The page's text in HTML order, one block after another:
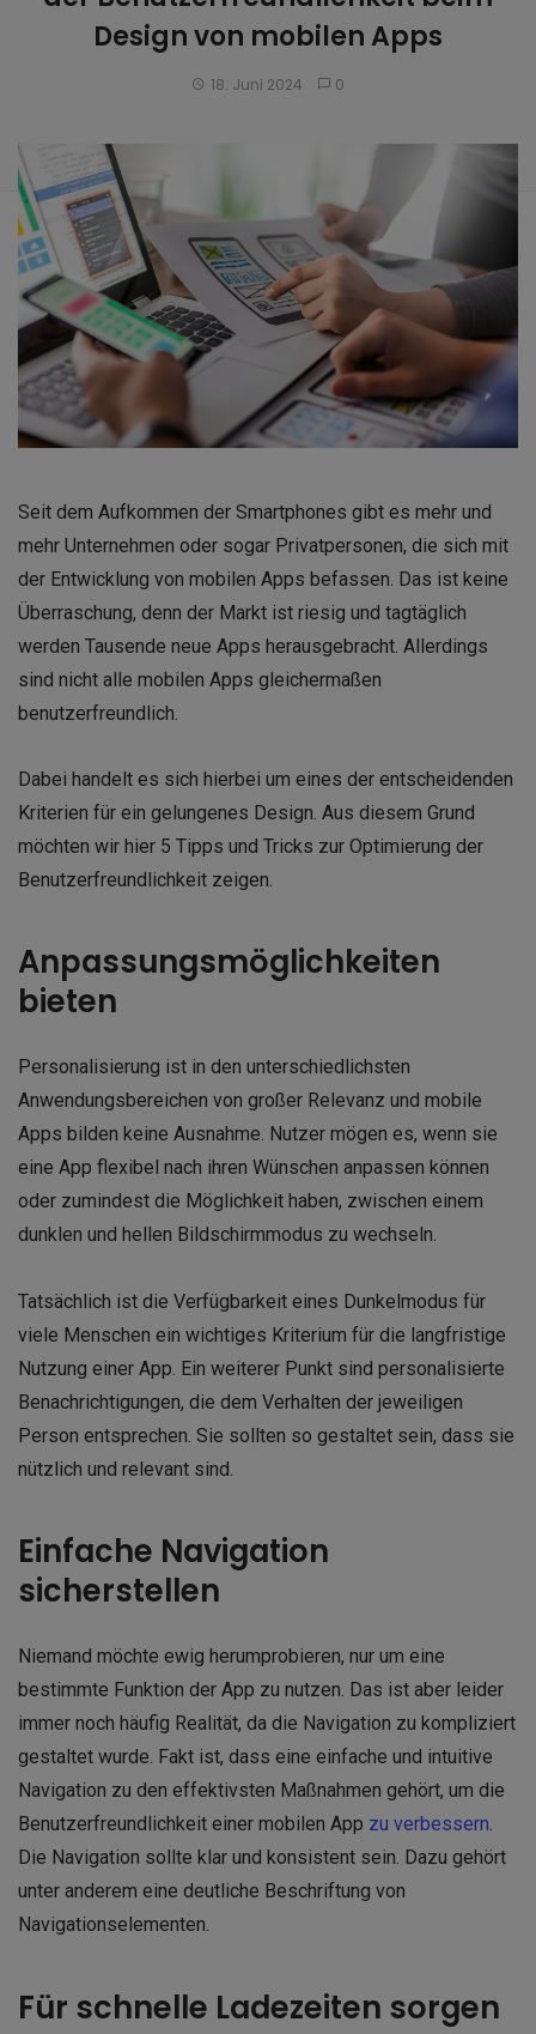
Design von mobilen Apps
18. Juni 2024 0
Seit dem Aufkommen der Smartphones gibt es mehr und
mehr Unternehmen oder sogar Privatpersonen, die sich mit
der Entwicklung von mobilen Apps befassen. Das ist keine
Überraschung, denn der Markt ist riesig und tagtäglich
werden Tausende neue Apps herausgebracht. Allerdings
sind nicht alle mobilen Apps gleichermaßen
benutzerfreundlich.
Dabei handelt es sich hierbei um eines der entscheidenden
Kriterien für ein gelungenes Design. Aus diesem Grund
möchten wir hier 5 Tipps und Tricks zur Optimierung der
Benutzerfreundlichkeit zeigen.
Anpassungsmöglichkeiten
bieten
Personalisierung ist in den unterschiedlichsten
Anwendungsbereichen von großer Relevanz und mobile
Apps bilden keine Ausnahme. Nutzer mögen es, wenn sie
eine App flexibel nach ihren Wünschen anpassen können
oder zumindest die Möglichkeit haben, zwischen einem
dunklen und hellen Bildschirmmodus zu wechseln.
Tatsächlich ist die Verfügbarkeit eines Dunkelmodus für
viele Menschen ein wichtiges Kriterium für die langfristige
Nutzung einer App. Ein weiterer Punkt sind personalisierte
Benachrichtigungen, die dem Verhalten der jeweiligen
Person entsprechen. Sie sollten so gestaltet sein, dass sie
nützlich und relevant sind.
Einfache Navigation
sicherstellen
Niemand möchte ewig herumprobieren, nur um eine
bestimmte Funktion der App zu nutzen. Das ist aber leider
immer noch häufig Realität, da die Navigation zu kompliziert
gestaltet wurde. Fakt ist, dass eine einfache und intuitive
Navigation zu den effektivsten Maßnahmen gehört, um die
Benutzerfreundlichkeit einer mobilen App zu verbessern.
Die Navigation sollte klar und konsistent sein. Dazu gehört
unter anderem eine deutliche Beschriftung von
Navigationselementen.
Für schnelle Ladezeiten sorgen